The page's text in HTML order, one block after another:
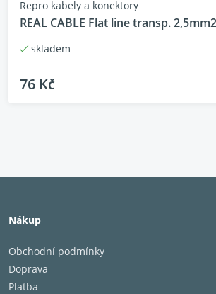
Repro kabely a konektory
REAL CABLE Flat line transp. 2,5mm2
skladem
76 Kč
Nákup
Obchodní podmínky
Doprava
Platba